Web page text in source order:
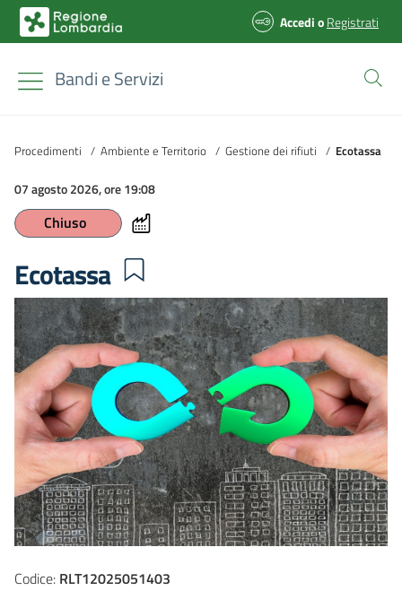
AccedioRegistrati
Bandi e Servizi
Procedimenti / Ambiente e Territorio / Gestione dei rifiuti / Ecotassa
07 agosto 2026, ore 19:08
Chiuso
Ecotassa
Codice: RLT12025051403